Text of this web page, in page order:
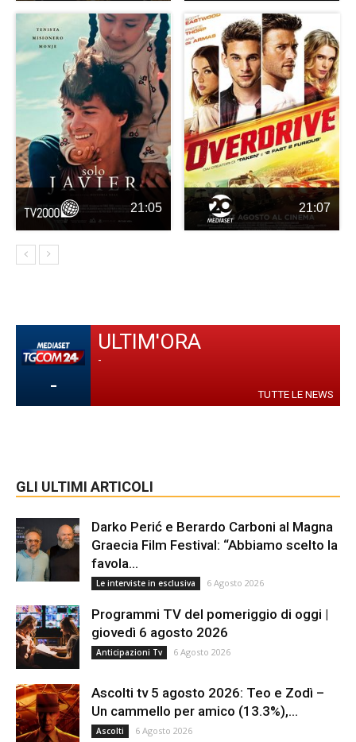
21:05 21:07
-
ULTIM'ORA
-
TUTTE LE NEWS
GLI ULTIMI ARTICOLI
Darko Perić e Berardo Carboni al Magna
Graecia Film Festival: “Abbiamo scelto la
favola...
Le interviste in esclusiva 6 Agosto 2026
Programmi TV del pomeriggio di oggi |
giovedì 6 agosto 2026
Anticipazioni Tv 6 Agosto 2026
Ascolti tv 5 agosto 2026: Teo e Zodì –
Un cammello per amico (13.3%),...
Ascolti 6 Agosto 2026